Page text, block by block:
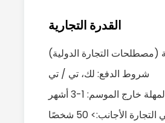
القدرة التجارية
شروط الدفع: لك، تي / تي
الأجانب:> 50 شخصًا